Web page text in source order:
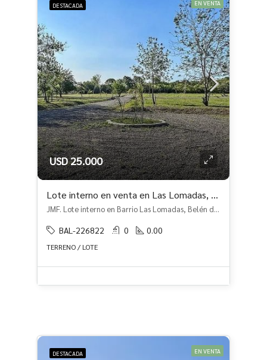
DESTACADA EN VENTA
USD 25.000
Lote interno en venta en Las Lomadas, Escobar
JMF. Lote interno en Barrio Las Lomadas, Belén de Escobar, Escobar
BAL-226822 0 0.00
TERRENO / LOTE
DESTACADA EN VENTA